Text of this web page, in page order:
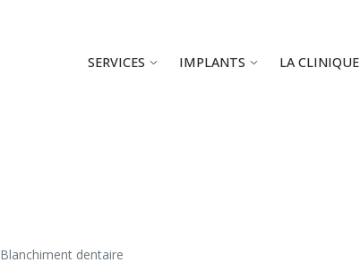
SERVICES IMPLANTS LA CLINIQUE
Blanchiment dentaire